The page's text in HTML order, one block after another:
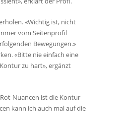
«Wichtig ist, nicht
vom Seitenprofil
Bewegungen.»
«Bitte nie einfach eine
zu hart», ergänzt
Nuancen ist die Kontur
kann ich auch mal auf die